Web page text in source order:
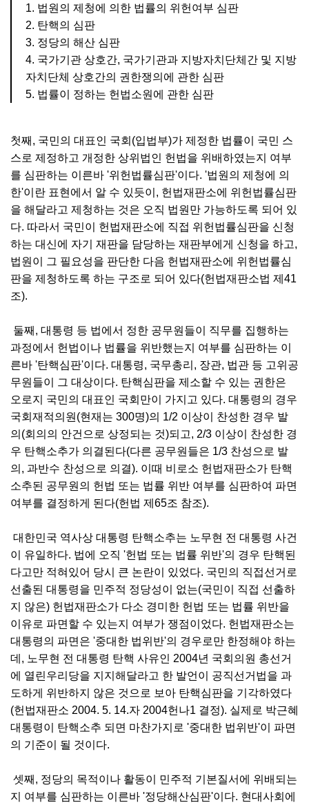
1. 법원의 제청에 의한 법률의 위헌여부 심판
2. 탄핵의 심판
3. 정당의 해산 심판
4. 국가기관 상호간, 국가기관과 지방자치단체간 및 지방
자치단체 상호간의 권한쟁의에 관한 심판
5. 법률이 정하는 헌법소원에 관한 심판
첫째, 국민의 대표인 국회(입법부)가 제정한 법률이 국민 스
스로 제정하고 개정한 상위법인 헌법을 위배하였는지 여부
를 심판하는 이른바 '위헌법률심판'이다. '법원의 제청에 의
한'이란 표현에서 알 수 있듯이, 헌법재판소에 위헌법률심판
을 해달라고 제청하는 것은 오직 법원만 가능하도록 되어 있
다. 따라서 국민이 헌법재판소에 직접 위헌법률심판을 신청
하는 대신에 자기 재판을 담당하는 재판부에게 신청을 하고,
법원이 그 필요성을 판단한 다음 헌법재판소에 위헌법률심
판을 제청하도록 하는 구조로 되어 있다(헌법재판소법 제41
조).
둘째, 대통령 등 법에서 정한 공무원들이 직무를 집행하는
과정에서 헌법이나 법률을 위반했는지 여부를 심판하는 이
른바 '탄핵심판'이다. 대통령, 국무총리, 장관, 법관 등 고위공
무원들이 그 대상이다. 탄핵심판을 제소할 수 있는 권한은
오로지 국민의 대표인 국회만이 가지고 있다. 대통령의 경우
국회재적의원(현재는 300명)의 1/2 이상이 찬성한 경우 발
의(회의의 안건으로 상정되는 것)되고, 2/3 이상이 찬성한 경
우 탄핵소추가 의결된다(다른 공무원들은 1/3 찬성으로 발
의, 과반수 찬성으로 의결). 이때 비로소 헌법재판소가 탄핵
소추된 공무원의 헌법 또는 법률 위반 여부를 심판하여 파면
여부를 결정하게 된다(헌법 제65조 참조).
대한민국 역사상 대통령 탄핵소추는 노무현 전 대통령 사건
이 유일하다. 법에 오직 '헌법 또는 법률 위반'의 경우 탄핵된
다고만 적혀있어 당시 큰 논란이 있었다. 국민의 직접선거로
선출된 대통령을 민주적 정당성이 없는(국민이 직접 선출하
지 않은) 헌법재판소가 다소 경미한 헌법 또는 법률 위반을
이유로 파면할 수 있는지 여부가 쟁점이었다. 헌법재판소는
대통령의 파면은 '중대한 법위반'의 경우로만 한정해야 하는
데, 노무현 전 대통령 탄핵 사유인 2004년 국회의원 총선거
에 열린우리당을 지지해달라고 한 발언이 공직선거법을 과
도하게 위반하지 않은 것으로 보아 탄핵심판을 기각하였다
(헌법재판소 2004. 5. 14.자 2004헌나1 결정). 실제로 박근혜
대통령이 탄핵소추 되면 마찬가지로 '중대한 법위반'이 파면
의 기준이 될 것이다.
셋째, 정당의 목적이나 활동이 민주적 기본질서에 위배되는
지 여부를 심판하는 이른바 '정당해산심판'이다. 현대사회에